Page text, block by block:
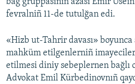
bağ gruppasınıñ azası Emir
fevralniñ 11-de tutulğan edi.
«Hizb ut-Tahrir davası» boyunca
mahküm etilgenlerniñ
etilmesi diniy sebeplernen bağlı
Advokat Emil Kürbedinovnıñ